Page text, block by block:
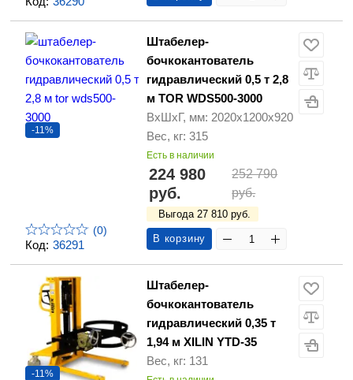
Код: 36291
-11%
(0)
Штабелер-
бочкокантователь
гидравлический 0,5 т 2,8
м TOR WDS500-3000
ВхШхГ, мм: 2020х1200х920
Вес, кг: 315
Есть в наличии
224 980
руб.
252 790
руб.
Выгода 27 810 руб.
В корзину
-11%
Штабелер-
бочкокантователь
гидравлический 0,35 т
1,94 м XILIN YTD-35
Вес, кг: 131